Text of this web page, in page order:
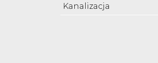
Kanalizacja